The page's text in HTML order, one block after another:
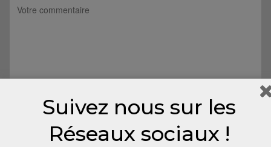
Suivez nous sur les
Réseaux sociaux !